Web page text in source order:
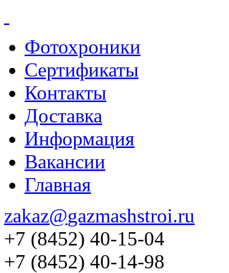
Фотохроники
Сертификаты
Контакты
Доставка
Информация
Вакансии
Главная
zakaz@gazmashstroi.ru
+7 (8452) 40-15-04
+7 (8452) 40-14-98